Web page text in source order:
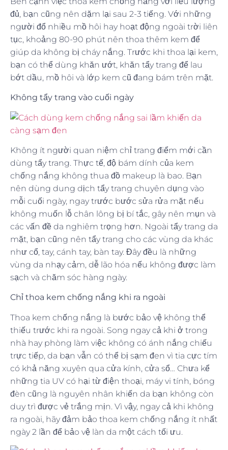
đủ, bạn cũng nên dặm lại sau 2-3 tiếng. Với những
người đổ nhiều mồ hôi hay hoạt động ngoài trời liên
tục, khoảng 80-90 phút nên thoa thêm kem để
giúp da không bị cháy nắng. Trước khi thoa lại kem,
bạn có thể dùng khăn ướt, khăn tẩy trang để lau
bớt dầu, mồ hôi và lớp kem cũ đang bám trên mặt.
Không tẩy trang vào cuối ngày
Không ít người quan niệm chỉ trang điểm mới cần
dùng tẩy trang. Thực tế, độ bám dính của kem
chống nắng không thua đồ makeup là bao. Bạn
nên dùng dung dịch tẩy trang chuyên dụng vào
mỗi cuối ngày, ngay trước bước sửa rửa mặt nếu
không muốn lỗ chân lông bị bí tắc, gây nên mụn và
các vấn đề da nghiêm trọng hơn. Ngoài tẩy trang da
mặt, bạn cũng nên tẩy trang cho các vùng da khác
như cổ, tay, cánh tay, bàn tay. Đây đều là những
vùng da nhạy cảm, dễ lão hóa nếu không được làm
sạch và chăm sóc hàng ngày.
Chỉ thoa kem chống nắng khi ra ngoài
Thoa kem chống nắng là bước bảo vệ không thể
thiếu trước khi ra ngoài. Song ngay cả khi ở trong
nhà hay phòng làm việc không có ánh nắng chiếu
trực tiếp, da bạn vẫn có thể bị sạm đen vì tia cực tím
có khả năng xuyên qua cửa kính, cửa sổ… Chưa kể
những tia UV có hại từ điện thoại, máy vi tính, bóng
đèn cũng là nguyên nhân khiến da bạn không còn
duy trì được vẻ trắng mịn. Vì vậy, ngay cả khi không
ra ngoài, hãy đảm bảo thoa kem chống nắng ít nhất
ngày 2 lần để bảo vệ làn da một cách tối ưu.